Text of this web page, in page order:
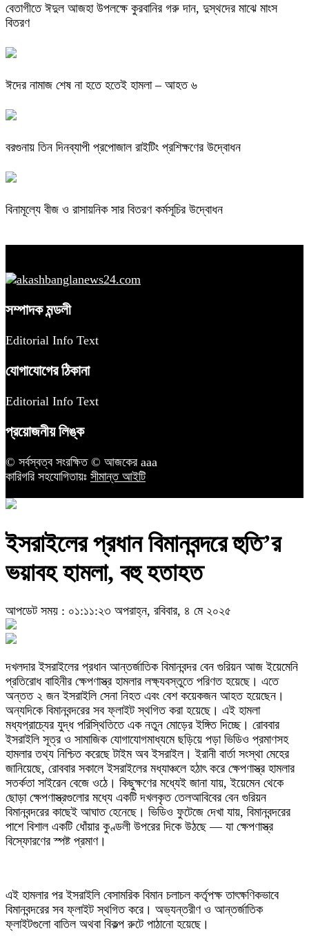
বেতাগীতে ঈদুল আজহা উপলক্ষে কুরবানির গরু দান, দুস্থদের মাঝে মাংস
বিতরণ
ঈদের নামাজ শেষ না হতে হতেই হামলা – আহত ৬
বরগুনায় তিন দিনব্যাপী প্রপোজাল রাইটিং প্রশিক্ষণের উদ্বোধন
বিনামূল্যে বীজ ও রাসায়নিক সার বিতরণ কর্মসূচির উদ্বোধন
সম্পাদক মন্ডলী
Editorial Info Text
যোগাযোগের ঠিকানা
Editorial Info Text
প্রয়োজনীয় লিঙ্ক
© সর্বস্বত্ব সংরক্ষিত © আজকের aaa
কারিগরি সহযোগিতায়ঃ সীমান্ত আইটি
ইসরাইলের প্রধান বিমানবন্দরে হুতি’র
ভয়াবহ হামলা, বহু হতাহত
আপডেট সময় : ০১:১১:২৩ অপরাহ্ন, রবিবার, ৪ মে ২০২৫
দখলদার ইসরাইলের প্রধান আন্তর্জাতিক বিমানবন্দর বেন গুরিয়ন আজ ইয়েমেনি
প্রতিরোধ বাহিনীর ক্ষেপণাস্ত্র হামলার লক্ষ্যবস্তুতে পরিণত হয়েছে। এতে
অন্তত ২ জন ইসরাইলি সেনা নিহত এবং বেশ কয়েকজন আহত হয়েছেন।
অন্যদিকে বিমানবন্দরের সব ফ্লাইট স্থগিত করা হয়েছে। এই হামলা
মধ্যপ্রাচ্যের যুদ্ধ পরিস্থিতিতে এক নতুন মোড়ের ইঙ্গিত দিচ্ছে। রোববার
ইসরাইলি সূত্র ও সামাজিক যোগাযোগমাধ্যমে ছড়িয়ে পড়া ভিডিও প্রমাণসহ
হামলার তথ্য নিশ্চিত করেছে টাইম অব ইসরাইল। ইরানী বার্তা সংস্থা মেহের
জানিয়েছে, রোববার সকালে ইসরাইলের মধ্যাঞ্চলে হঠাৎ করে ক্ষেপণাস্ত্র হামলার
সতর্কতা সাইরেন বেজে ওঠে। কিছুক্ষণের মধ্যেই জানা যায়, ইয়েমেন থেকে
ছোড়া ক্ষেপণাস্ত্রগুলোর মধ্যে একটি দখলকৃত তেলআবিবের বেন গুরিয়ন
বিমানবন্দরের কাছেই আঘাত হেনেছে। ভিডিও ফুটেজে দেখা যায়, বিমানবন্দরের
পাশে বিশাল একটি ধোঁয়ার কুণ্ডলী উপরের দিকে উঠছে — যা ক্ষেপণাস্ত্র
বিস্ফোরণের স্পষ্ট প্রমাণ।
এই হামলার পর ইসরাইলি বেসামরিক বিমান চলাচল কর্তৃপক্ষ তাৎক্ষণিকভাবে
বিমানবন্দরের সব ফ্লাইট স্থগিত করে। অভ্যন্তরীণ ও আন্তর্জাতিক
ফ্লাইটগুলো বাতিল অথবা বিকল্প রুটে পাঠানো হয়েছে।